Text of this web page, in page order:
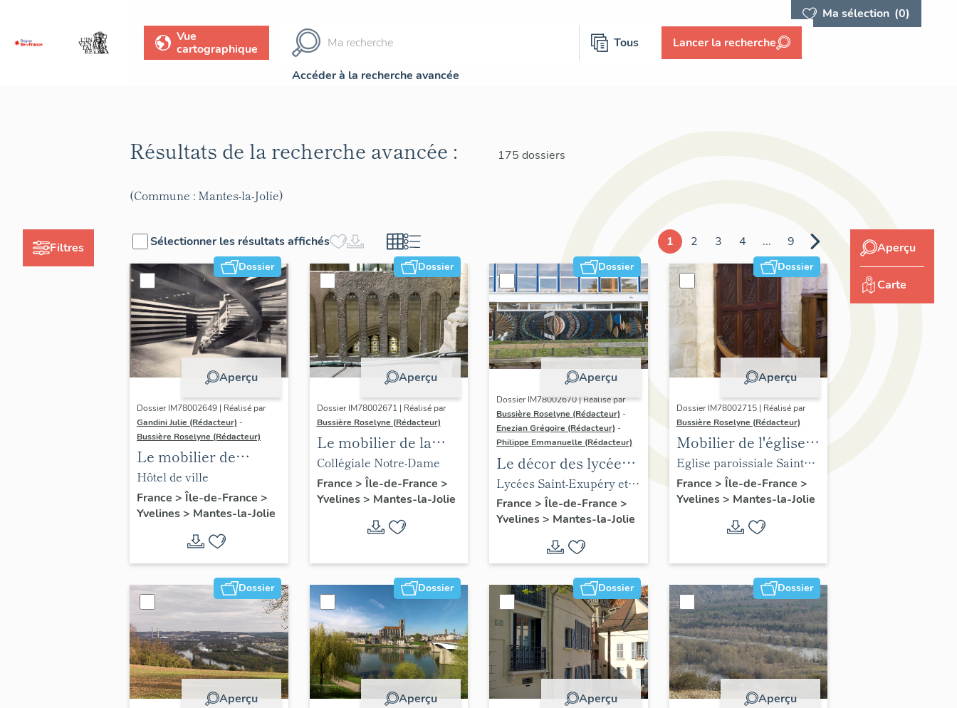
Ma sélection (0)
Vue
cartographique
Tous Lancer la recherche
Accéder à la recherche avancée
Filtres
Résultats de la recherche avancée : 175 dossiers
(Commune : Mantes-la-Jolie)
Sélectionner les résultats affichés 1 2 3 4 ... 9
Dossier
Aperçu
Dossier IM78002649 | Réalisé par
Gandini Julie (Rédacteur) -
Bussière Roselyne (Rédacteur)
Le mobilier de
l'hôtel de ville
Hôtel de ville
France > Île-de-France >
Yvelines> Mantes-la-Jolie
Dossier
Aperçu
Dossier IM78002671 | Réalisé par
Bussière Roselyne (Rédacteur)
Le mobilier de la
collégiale
Collégiale Notre-Dame
France > Île-de-France >
Yvelines> Mantes-la-Jolie
Dossier
Aperçu
Dossier IM78002670 | Réalisé par
Bussière Roselyne (Rédacteur) -
Enezian Grégoire (Rédacteur) -
Philippe Emmanuelle (Rédacteur)
Le décor des lycées
de Mantes
Lycées Saint-Exupéry et
Jean Rostand
France > Île-de-France >
Yvelines> Mantes-la-Jolie
Dossier
Aperçu
Dossier IM78002715 | Réalisé par
Bussière Roselyne (Rédacteur)
Mobilier de l'église
Sainte-Anne de
Gassicourt
Eglise paroissiale Sainte-
Anne
France > Île-de-France >
Yvelines> Mantes-la-Jolie
Dossier
Aperçu
Dossier
Aperçu
Dossier
Aperçu
Dossier
Aperçu
Aperçu
Carte